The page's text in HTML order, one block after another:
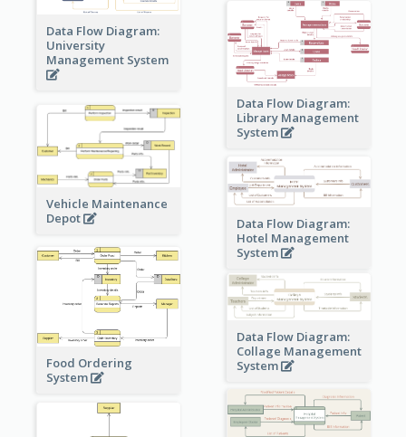
Data Flow Diagram:
University
Management System
Data Flow Diagram:
Library Management
System
Vehicle Maintenance
Depot
Data Flow Diagram:
Hotel Management
System
Food Ordering
System
Data Flow Diagram:
Collage Management
System